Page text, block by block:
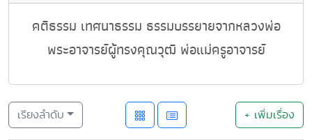
คติธรรม เทศนาธรรม ธรรมบรรยายจากหลวงพ่อ
พระอาจารย์ผู้ทรงคุณวุฒิ พ่อแม่ครูอาจารย์
เรียงลำดับ + เพิ่มเรื่อง